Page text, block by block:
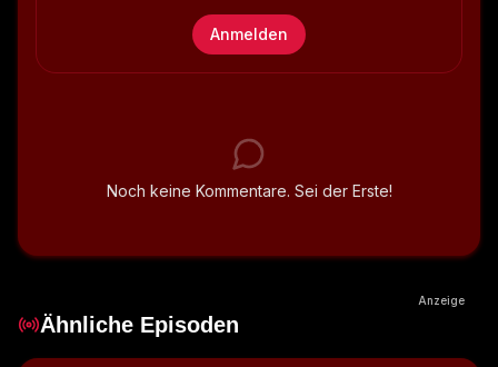
Anmelden
Noch keine Kommentare. Sei der Erste!
Anzeige
Ähnliche Episoden